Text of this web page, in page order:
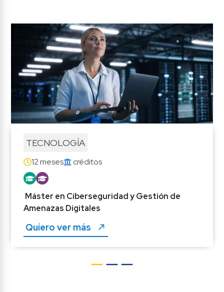
TECNOLOGÍA
12 meses créditos
Máster en Ciberseguridad y Gestión de
Amenazas Digitales
Quíero ver más